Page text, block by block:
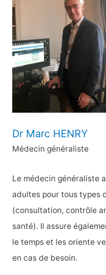
r
c
h
e
r
Dr Marc HENRY
Médecin généraliste
Le médecin généraliste
adultes pour tous types
(consultation, contrôle
santé). Il assure
le temps et les oriente
en cas de besoin.